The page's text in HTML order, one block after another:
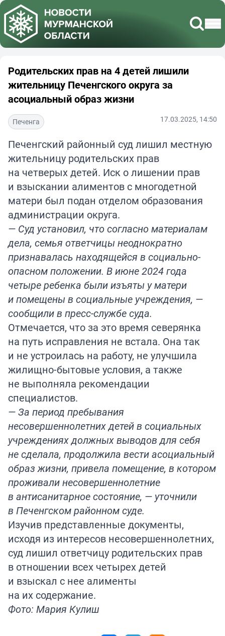
Родительских прав на 4 детей лишили
жительницу Печенгского округа за
асоциальный образ жизни
Печенга 17.03.2025, 14:50
Печенгский районный суд лишил местную
жительницу родительских прав
на четверых детей. Иск о лишении прав
и взыскании алиментов с многодетной
матери был подан отделом образования
администрации округа.
— Суд установил, что согласно материалам
дела, семья ответчицы неоднократно
признавалась находящейся в социально-
опасном положении. В июне 2024 года
четыре ребенка были изъяты у матери
и помещены в социальные учреждения, —
сообщили в пресс-службе суда.
Отмечается, что за это время северянка
на путь исправления не встала. Она так
и не устроилась на работу, не улучшила
жилищно-бытовые условия, а также
не выполняла рекомендации
специалистов.
— За период пребывания
несовершеннолетних детей в социальных
учреждениях должных выводов для себя
не сделала, продолжила вести асоциальный
образ жизни, привела помещение, в котором
проживали несовершеннолетние
в антисанитарное состояние, — уточнили
в Печенгском районном суде.
Изучив представленные документы,
исходя из интересов несовершеннолетних,
суд лишил ответчицу родительских прав
в отношении всех четырех детей
и взыскал с нее алименты
на их содержание.
Фото: Мария Кулиш